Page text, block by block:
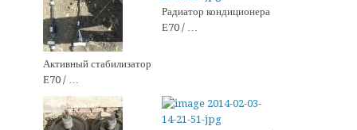
Активный стабилизатор
Е70 / …
Радиатор кондиционера
Е70 / …